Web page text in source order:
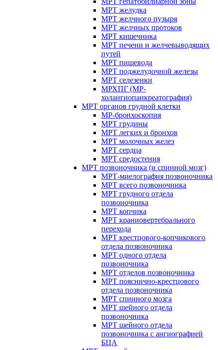
МРТ желудка
МРТ желчного пузыря
МРТ желчных протоков
МРТ кишечника
МРТ печени и желчевыводящих
путей
МРТ пищевода
МРТ поджелудочной железы
МРТ селезенки
МРХПГ (МР-
холангиопанкреатография)
МРТ органов грудной клетки
МР-бронхоскопия
МРТ грудины
МРТ легких и бронхов
МРТ молочных желез
МРТ сердца
МРТ средостения
МРТ позвоночника (и спинной мозг)
МРТ-миелография позвоночника
МРТ всего позвоночника
МРТ грудного отдела
позвоночника
МРТ копчика
МРТ краниовертебрального
перехода
МРТ крестцового-копчикового
отдела позвоночника
МРТ одного отдела
позвоночника
МРТ отделов позвоночника
МРТ пояснично-крестцового
отдела позвоночника
МРТ спинного мозга
МРТ шейного отдела
позвоночника
МРТ шейного отдела
позвоночника с ангиографией
БЦА